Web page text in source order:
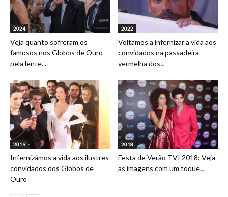
2024
Veja quanto sofreram os
famosos nos Globos de Ouro
pela lente...
2022
Voltámos a infernizar a vida aos
convidados na passadeira
vermelha dos...
2019
Infernizámos a vida aos ilustres
convidados dos Globos de
Ouro
2018
Festa de Verão TVI 2018: Veja
as imagens com um toque...